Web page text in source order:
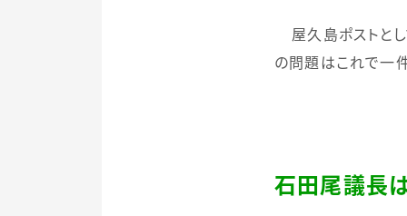
屋久島ポストと
の問題はこれで一
石田尾議長